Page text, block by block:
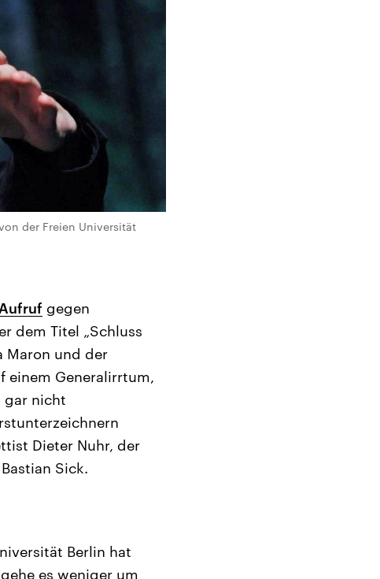
der Freien Universität
Aufruf gegen
dem Titel „Schluss
Maron und der
einem Generalirrtum,
gar nicht
Dieter Nuhr, der
Sick.
Berlin hat
es weniger um